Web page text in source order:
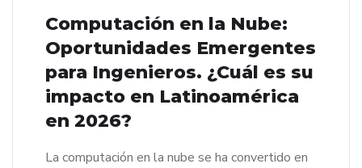
Computación en la Nube:
Oportunidades Emergentes
para Ingenieros. ¿Cuál es su
impacto en Latinoamérica
en 2026?
La computación en la nube se ha convertido en